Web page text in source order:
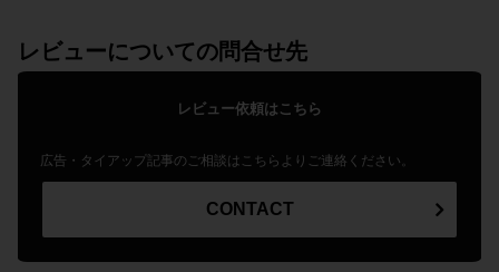
レビューについての問合せ先
レビュー依頼はこちら
広告・タイアップ記事のご相談はこちらよりご連絡ください。
CONTACT